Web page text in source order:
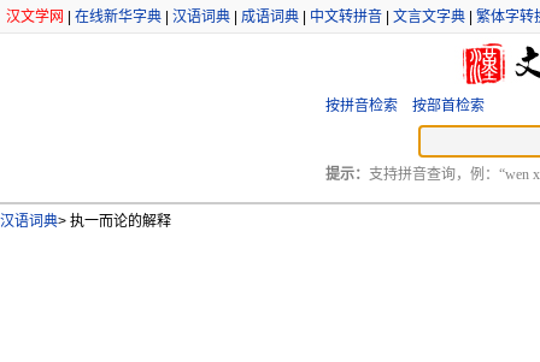
汉文学网 在线新华字典 汉语词典 成语词典 中文转拼音 文言文字典 繁体字转
按拼音检索 按部首检索
提示： 支持拼音查询，例：“wen
汉语词典> 执一而论的解释